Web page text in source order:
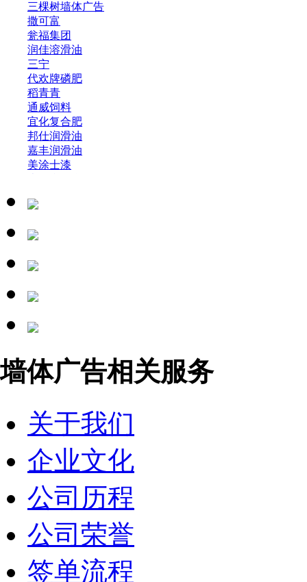
三棵树墙体广告
撒可富
瓮福集团
润佳溶滑油
三宁
代欢牌磷肥
稻青青
通威饲料
宜化复合肥
邦仕润滑油
嘉丰润滑油
美涂士漆
核武复合肥
帅康展柜
湖北墙体广告
佛山照明_铝塑板PVC门头
中财管道
四季沐歌展柜
四季沐歌门头
四季沐歌太阳能
四季沐歌
正泰门头店招
四季沐歌一面墙展柜
帅康物料
荣事达
四季沐歌
法德电器
四季沐歌
食品类>
墙体广告相关服务
关于我们
企业文化
公司历程
公司荣誉
签单流程